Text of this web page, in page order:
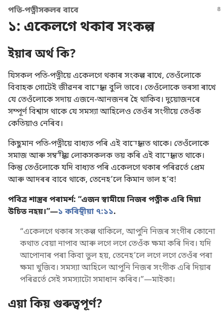
পতি-পত্নীসকলৰ বাবে
১: একেলগে থকাৰ সংকল্প
ইয়াৰ অৰ্থ কি?
যিসকল পতি-পত্নীয়ে একেলগে থকাৰ সংকল্প ৰাখে, তেওঁলোকে
বিবাহক গোটেই জীৱনৰ বান্ধোন বুলি ভাবে। তেওঁলোকে ভৰসা ৰাখে
যে তেওঁলোকে সদায় এজনে-আনজনৰ হৈ থাকিব। দুয়োজনৰে
সম্পূৰ্ণ বিশ্বাস থাকে যে সমস্যা আহিলেও তেওঁৰ সংগীয়ে তেওঁক
কেতিয়াও নেৰিব।
কিছুমান পতি-পত্নীয়ে বাধ্যত পৰি এই বান্ধোনত থাকে। তেওঁলোকে
সমাজ আৰু সম্বন্ধীয় লোকসকলক ভয় কৰি এই বান্ধোনত থাকে।
কিন্তু তেওঁলোকে যদি বাধ্যত পৰি একেলগে থকাৰ পৰিৱৰ্তে প্ৰেম
আৰু আদৰৰ বাবে থাকে, তেনেহʼলে কিমান ভাল হʼব!
পবিত্ৰ শাস্ত্ৰৰ পৰামৰ্শ: “এজন স্বামীয়ে নিজৰ পত্নীক এৰি দিয়া
উচিত নহয়।”—১ কৰিন্থীয়া ৭:১১.
“একেলগে থকাৰ সংকল্প থাকিলে, আপুনি নিজৰ সংগীৰ কোনো
কথাত বেয়া নাপাব আৰু লগে লগে তেওঁক ক্ষমা কৰি দিব। যদি
আপোনাৰ পৰা কিবা ভুল হয়, তেনেহʼলে লগে লগে তেওঁৰ পৰা
ক্ষমা খুজিব। সমস্যা আহিলে আপুনি নিজৰ সংগীক এৰি দিয়াৰ
পৰিৱৰ্তে সেই সমস্যাটো সমাধান কৰিব।”—মাইকা।
এয়া কিয় গুৰুত্বপূৰ্ণ?